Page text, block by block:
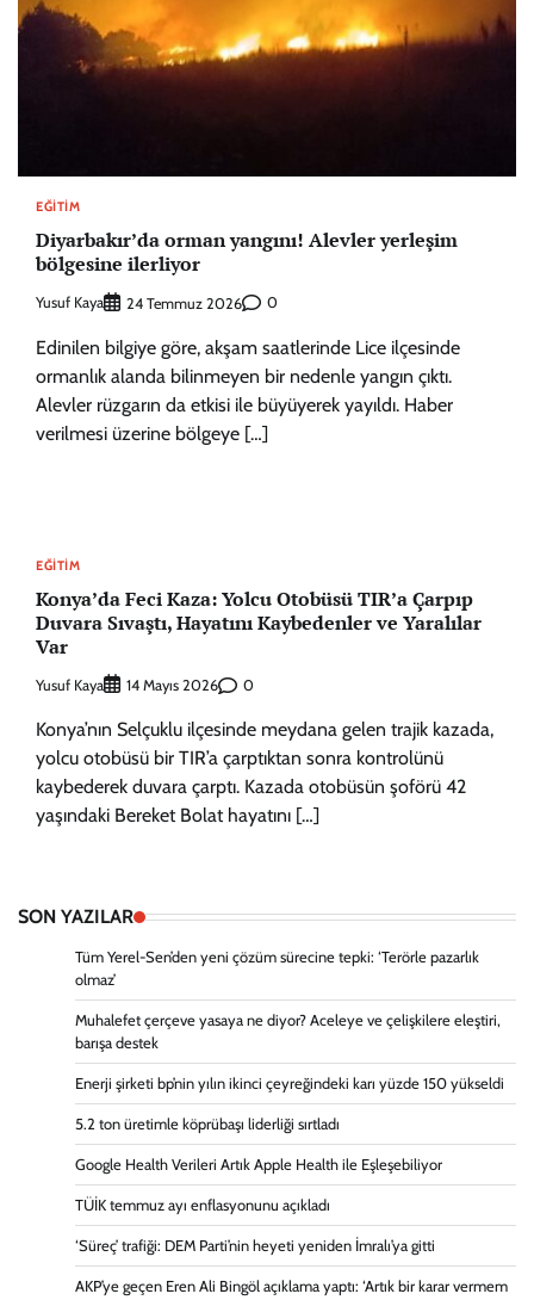
EĞITIM
Diyarbakır’da orman yangını! Alevler yerleşim
bölgesine ilerliyor
Yusuf Kaya 24 Temmuz 2026 0
Edinilen bilgiye göre, akşam saatlerinde Lice ilçesinde
ormanlık alanda bilinmeyen bir nedenle yangın çıktı.
Alevler rüzgarın da etkisi ile büyüyerek yayıldı. Haber
verilmesi üzerine bölgeye […]
EĞITIM
Konya’da Feci Kaza: Yolcu Otobüsü TIR’a Çarpıp
Duvara Sıvaştı, Hayatını Kaybedenler ve Yaralılar
Var
Yusuf Kaya 14 Mayıs 2026 0
Konya’nın Selçuklu ilçesinde meydana gelen trajik kazada,
yolcu otobüsü bir TIR’a çarptıktan sonra kontrolünü
kaybederek duvara çarptı. Kazada otobüsün şoförü 42
yaşındaki Bereket Bolat hayatını […]
SON YAZILAR
Tüm Yerel-Sen’den yeni çözüm sürecine tepki: ‘Terörle pazarlık
olmaz’
Muhalefet çerçeve yasaya ne diyor? Aceleye ve çelişkilere eleştiri,
barışa destek
Enerji şirketi bp’nin yılın ikinci çeyreğindeki karı yüzde 150 yükseldi
5.2 ton üretimle köprübaşı liderliği sırtladı
Google Health Verileri Artık Apple Health ile Eşleşebiliyor
TÜİK temmuz ayı enflasyonunu açıkladı
‘Süreç’ trafiği: DEM Parti’nin heyeti yeniden İmralı’ya gitti
AKP’ye geçen Eren Ali Bingöl açıklama yaptı: ‘Artık bir karar vermem